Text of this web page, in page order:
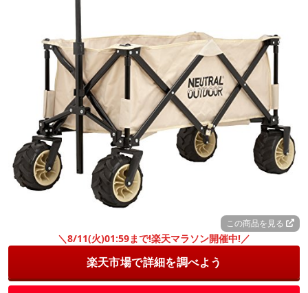
この商品を見る
＼8/11(火)01:59まで!楽天マラソン開催中!／
楽天市場で詳細を調べよう